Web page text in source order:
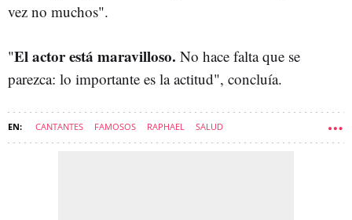
vez no muchos".
"El actor está maravilloso. No hace falta que se
parezca: lo importante es la actitud", concluía.
CANTANTES FAMOSOS RAPHAEL SALUD